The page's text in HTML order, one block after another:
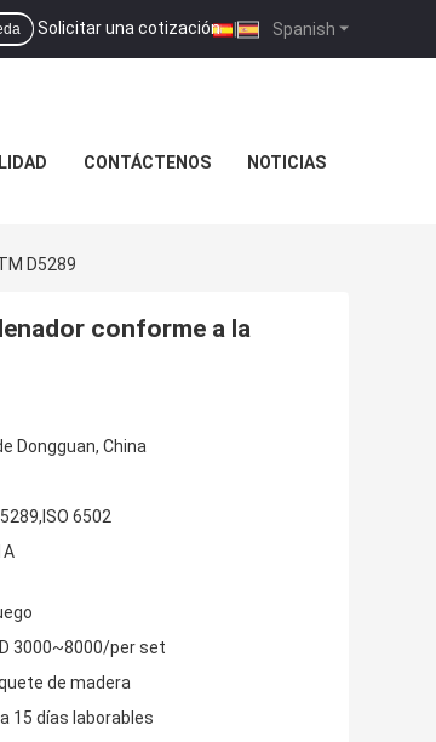
Spanish
Solicitar una cotización |
CONTÁCTENOS NOTICIAS
D5289
conforme a la
Dongguan, China
6502
3000~8000/per set
de madera
15 días laborables